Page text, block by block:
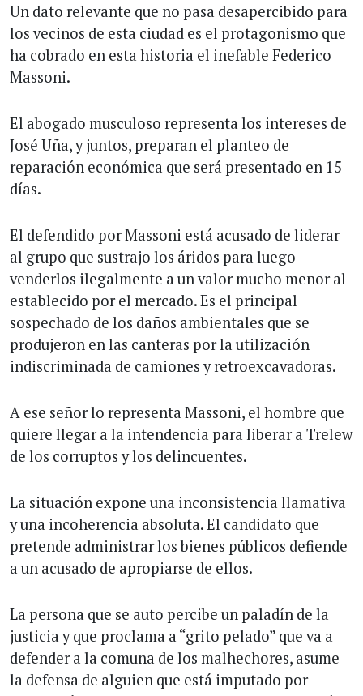
Un dato relevante que no pasa desapercibido para
los vecinos de esta ciudad es el protagonismo que
ha cobrado en esta historia el inefable Federico
Massoni.
El abogado musculoso representa los intereses de
José Uña, y juntos, preparan el planteo de
reparación económica que será presentado en 15
días.
El defendido por Massoni está acusado de liderar
al grupo que sustrajo los áridos para luego
venderlos ilegalmente a un valor mucho menor al
establecido por el mercado. Es el principal
sospechado de los daños ambientales que se
produjeron en las canteras por la utilización
indiscriminada de camiones y retroexcavadoras.
A ese señor lo representa Massoni, el hombre que
quiere llegar a la intendencia para liberar a Trelew
de los corruptos y los delincuentes.
La situación expone una inconsistencia llamativa
y una incoherencia absoluta. El candidato que
pretende administrar los bienes públicos defiende
a un acusado de apropiarse de ellos.
La persona que se auto percibe un paladín de la
justicia y que proclama a “grito pelado” que va a
defender a la comuna de los malhechores, asume
la defensa de alguien que está imputado por